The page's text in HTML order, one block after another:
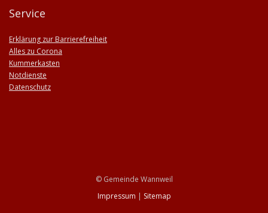
Service
Erklärung zur Barrierefreiheit
Alles zu Corona
Kummerkasten
Notdienste
Datenschutz
© Gemeinde Wannweil
Impressum | Sitemap